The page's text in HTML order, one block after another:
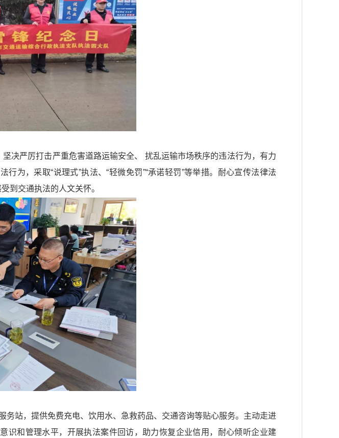
决严厉打击严重危害道路运输安全、 扰乱运输市场秩序的违法行为，有力
为，采取“说理式”执法、“轻微免罚”“承诺轻罚”等举措。耐心宣传法律法
到交通执法的人文关怀。
务站，提供免费充电、饮用水、急救药品、交通咨询等贴心服务。主动走进
识和管理水平，开展执法案件回访，助力恢复企业信用，耐心倾听企业建